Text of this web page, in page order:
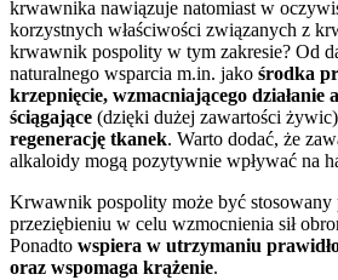
krwawnika nawiązuje natomiast w
korzystnych właściwości związanych z
krwawnik pospolity w tym zakresie? Od
naturalnego wsparcia m.in. jako środka
krzepnięcie, wzmacniającego działanie
ściągające (dzięki dużej zawartości
regenerację tkanek. Warto dodać, że
alkaloidy mogą pozytywnie wpływać na
Krwawnik pospolity może być
przeziębieniu w celu wzmocnienia sił
Ponadto wspiera w utrzymaniu
oraz wspomaga krążenie.